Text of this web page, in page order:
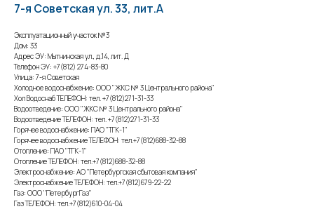
7-я Советская ул. 33, лит.А
Эксплуатационный участок №3
Дом: 33
Адрес ЭУ: Мытнинская ул., д.14, лит. Д
Телефон ЭУ: +7(812) 274-83-80
Улица: 7-я Советская
Холодное водоснабжение: ООО "ЖКС № 3 Центрального района"
Хол Водоснаб ТЕЛЕФОН: тел. +7(812)271-31-33
Водоотведение: ООО "ЖКС № 3 Центрального района"
Водоотведение ТЕЛЕФОН: тел. +7(812)271-31-33
Горячее водоснабжение: ПАО "ТГК-1"
Горячее водоснабжение ТЕЛЕФОН: тел.+7(812)688-32-88
Отопление: ПАО "ТГК-1"
Отопление ТЕЛЕФОН: тел.+7(812)688-32-88
Электроснабжение: АО "Петербургская сбытовая компания"
Электроснабжение ТЕЛЕФОН: тел.+7(812)679-22-22
Газ: ООО "ПетербургГаз"
Газ ТЕЛЕФОН: тел.+7(812)610-04-04